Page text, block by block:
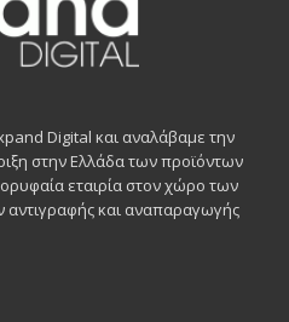
Digital και αναλάβαμε την
στην Ελλάδα των προϊόντων
εταιρία στον χώρο των
και αναπαραγωγής